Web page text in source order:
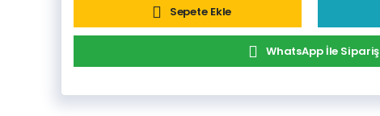
Sepete Ekle
WhatsApp İle Sipariş